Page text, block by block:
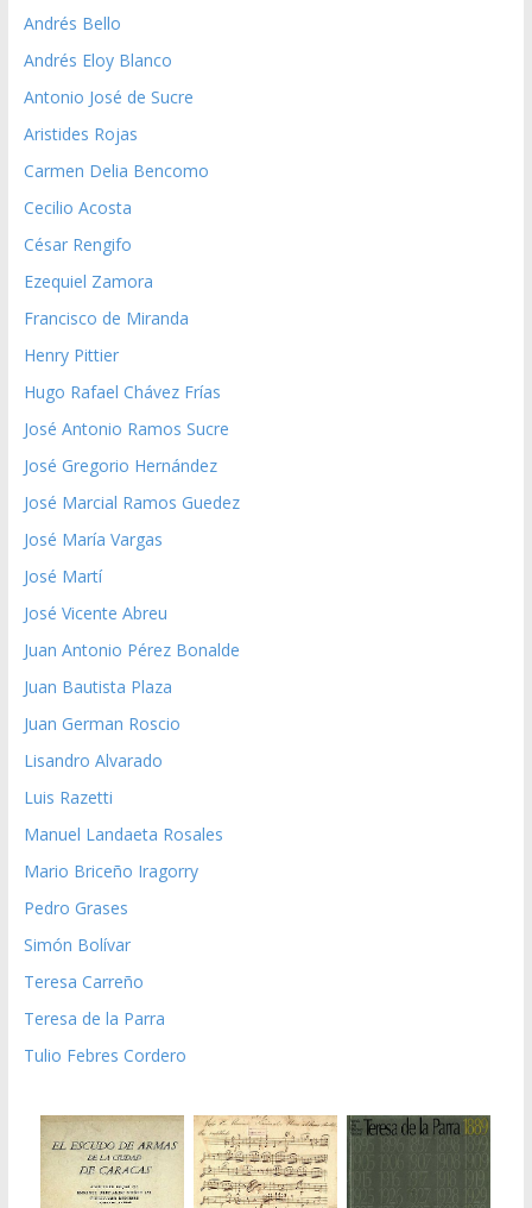
Andrés Bello
Andrés Eloy Blanco
Antonio José de Sucre
Aristides Rojas
Carmen Delia Bencomo
Cecilio Acosta
César Rengifo
Ezequiel Zamora
Francisco de Miranda
Henry Pittier
Hugo Rafael Chávez Frías
José Antonio Ramos Sucre
José Gregorio Hernández
José Marcial Ramos Guedez
José María Vargas
José Martí
José Vicente Abreu
Juan Antonio Pérez Bonalde
Juan Bautista Plaza
Juan German Roscio
Lisandro Alvarado
Luis Razetti
Manuel Landaeta Rosales
Mario Briceño Iragorry
Pedro Grases
Simón Bolívar
Teresa Carreño
Teresa de la Parra
Tulio Febres Cordero